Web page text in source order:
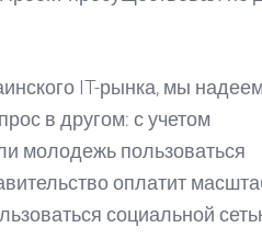
IT-рынка, мы
в другом: с учетом
молодежь пользоваться
оплатит
социальной